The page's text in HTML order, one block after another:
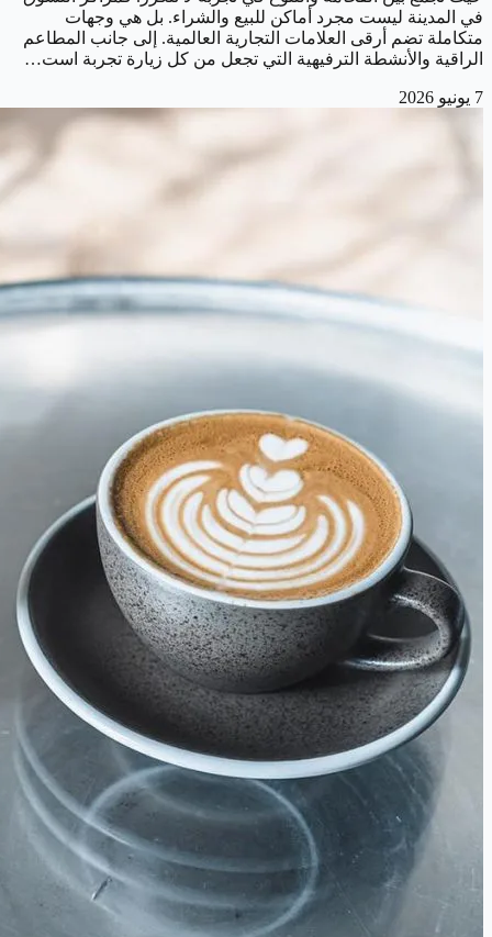
في المدينة ليست مجرد أماكن للبيع والشراء. بل هي وجهات
متكاملة تضم أرقى العلامات التجارية العالمية. إلى جانب المطاعم
الراقية والأنشطة الترفيهية التي تجعل من كل زيارة تجربة است…
7 يونيو 2026